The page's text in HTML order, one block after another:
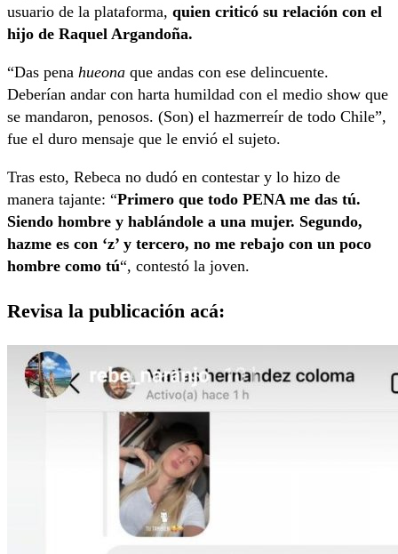
usuario de la plataforma, quien criticó su relación con el
hijo de Raquel Argandoña.
“Das pena hueona que andas con ese delincuente.
Deberían andar con harta humildad con el medio show que
se mandaron, penosos. (Son) el hazmerreír de todo Chile”,
fue el duro mensaje que le envió el sujeto.
Tras esto, Rebeca no dudó en contestar y lo hizo de
manera tajante: “Primero que todo PENA me das tú.
Siendo hombre y hablándole a una mujer. Segundo,
hazme es con ‘z’ y tercero, no me rebajo con un poco
hombre como tú“, contestó la joven.
Revisa la publicación acá: